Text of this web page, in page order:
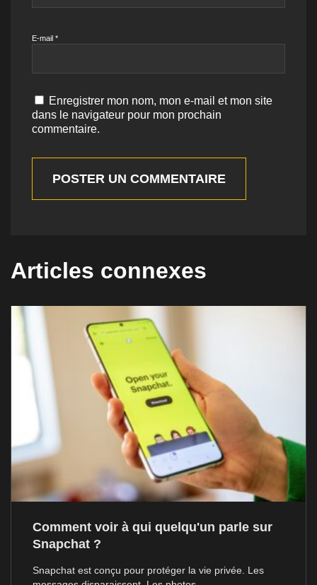
E-mail *
Enregistrer mon nom, mon e-mail et mon site
dans le navigateur pour mon prochain
commentaire.
POSTER UN COMMENTAIRE
Articles connexes
Comment voir à qui quelqu'un parle sur
Snapchat ?
Snapchat est conçu pour protéger la vie privée. Les